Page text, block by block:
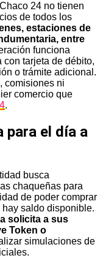
24 no tienen
de todos los
estaciones de
entre
funciona
tarjeta de débito,
o trámite adicional.
comisiones ni
comercio que
.
para el día a
busca
chaqueñas para
de poder comprar
saldo disponible.
solicita a sus
Token o
simulaciones de